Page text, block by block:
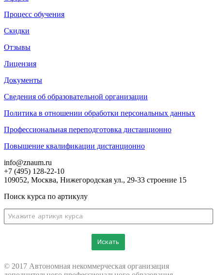
Процесс обучения
Скидки
Отзывы
Лицензия
Документы
Сведения об образовательной организации
Политика в отношении обработки персональных данных
Профессиональная переподготовка дистанционно
Повышение квалификации дистанционно
info@znaum.ru
+7 (495) 128-22-10
109052, Москва, Нижегородская ул., 29-33 строение 15
Поиск курса по артикулу
Искать
© 2017 Автономная некоммерческая организация